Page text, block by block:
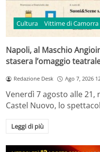
Cultura Vittime di Camorra
Napoli, al Maschio
stasera l’omaggio
Redazione Desk Ago 7, 2026
Venerdì 7 agosto alle
Castel Nuovo, lo
Leggi di più